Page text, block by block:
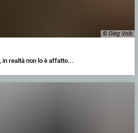
© Oleg Volk
in realtà non lo è affatto...